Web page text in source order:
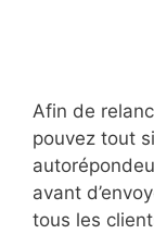
Afin de
pouvez tout
avant
tous les